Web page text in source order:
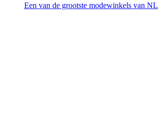
Een van de grootste modewinkels van NL